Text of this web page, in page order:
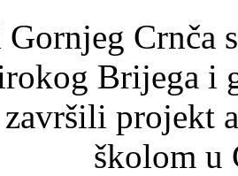
Crnča
Brijega i
završili projekt
školom u